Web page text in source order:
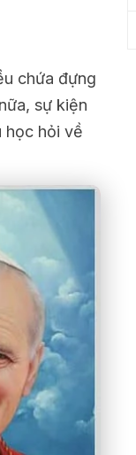
chứa đựng
sự kiện
học hỏi về